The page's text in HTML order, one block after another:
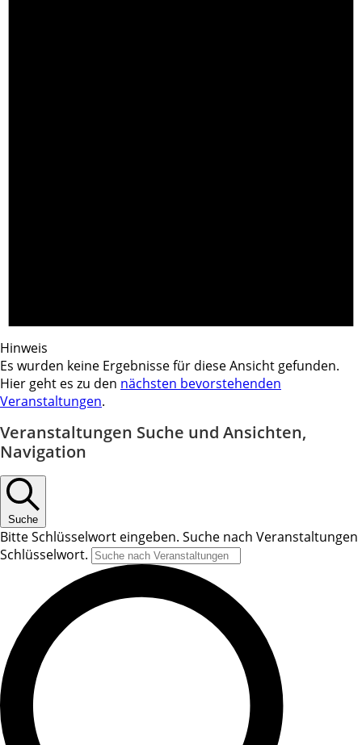
Hinweis
Es wurden keine Ergebnisse für diese Ansicht gefunden.
Hier geht es zu den nächsten bevorstehenden
Veranstaltungen.
Veranstaltungen Suche und Ansichten,
Navigation
Suche
Bitte Schlüsselwort eingeben. Suche nach Veranstaltungen
Schlüsselwort.